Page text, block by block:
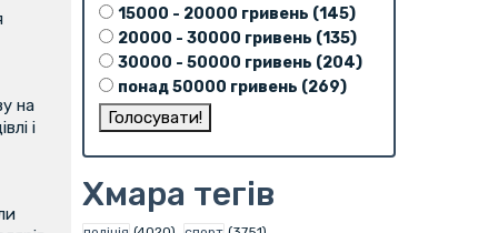
на
і
15000 - 20000 гривень (145)
20000 - 30000 гривень (135)
30000 - 50000 гривень (204)
понад 50000 гривень (269)
Хмара тегів